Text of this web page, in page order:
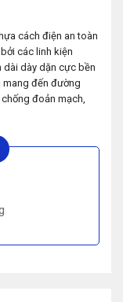
cách điện an toàn
các linh kiện
dài dày dặn cực bền
mang đến đường
đoản mạch,